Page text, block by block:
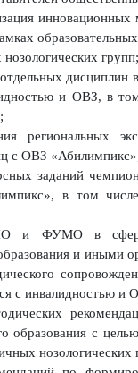
всех видов
методических
СПО, ПО и
средств
представителей
в рамках
нозологических
отдельных
и
и лиц с ОВЗ
в
СПО и ФУМО в
образования и